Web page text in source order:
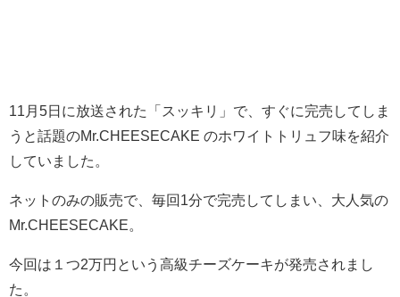
11月5日に放送された「スッキリ」で、すぐに完売してしま
うと話題のMr.CHEESECAKE のホワイトトリュフ味を紹介
していました。
ネットのみの販売で、毎回1分で完売してしまい、大人気の
Mr.CHEESECAKE。
今回は１つ2万円という高級チーズケーキが発売されまし
た。